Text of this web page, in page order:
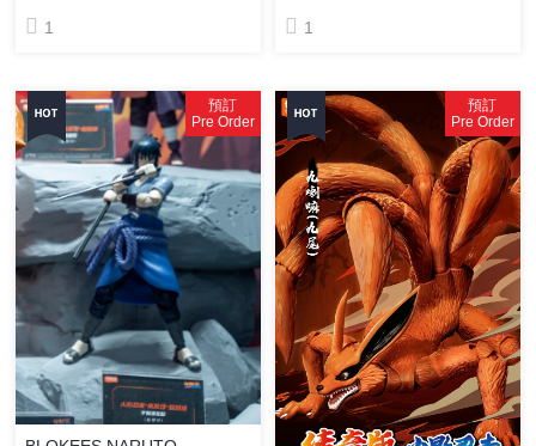
1 1
預訂
Pre Order
預訂
Pre Order